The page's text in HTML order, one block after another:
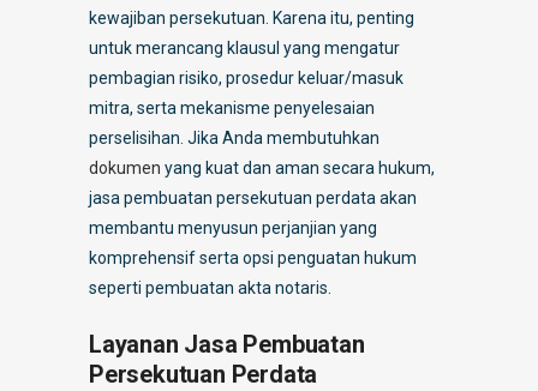
kewajiban persekutuan. Karena itu, penting
untuk merancang klausul yang mengatur
pembagian risiko, prosedur keluar/masuk
mitra, serta mekanisme penyelesaian
perselisihan. Jika Anda membutuhkan
dokumen yang kuat dan aman secara hukum,
jasa pembuatan persekutuan perdata akan
membantu menyusun perjanjian yang
komprehensif serta opsi penguatan hukum
seperti pembuatan akta notaris.
Layanan Jasa Pembuatan
Persekutuan Perdata